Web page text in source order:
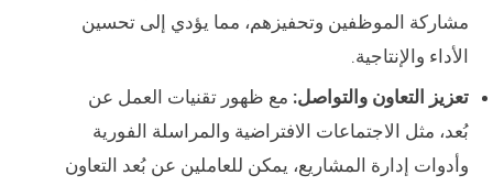
مشاركة الموظفين وتحفيزهم، مما يؤدي إلى تحسين
الأداء والإنتاجية.
تعزيز التعاون والتواصل: مع ظهور تقنيات العمل عن
بُعد، مثل الاجتماعات الافتراضية والمراسلة الفورية
وأدوات إدارة المشاريع، يمكن للعاملين عن بُعد التعاون